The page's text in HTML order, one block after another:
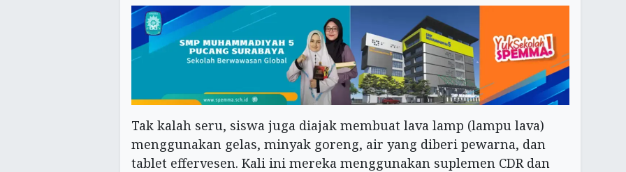
Tak kalah seru, siswa juga diajak membuat lava lamp (lampu lava)
menggunakan gelas, minyak goreng, air yang diberi pewarna, dan
tablet effervesen. Kali ini mereka menggunakan suplemen CDR dan